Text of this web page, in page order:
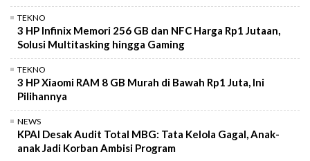
TEKNO
3 HP Infinix Memori 256 GB dan NFC Harga Rp1 Jutaan,
Solusi Multitasking hingga Gaming
TEKNO
3 HP Xiaomi RAM 8 GB Murah di Bawah Rp1 Juta, Ini
Pilihannya
NEWS
KPAI Desak Audit Total MBG: Tata Kelola Gagal, Anak-
anak Jadi Korban Ambisi Program